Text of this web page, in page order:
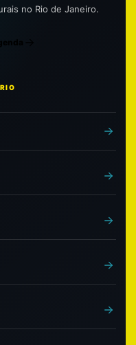
no Rio de Janeiro.